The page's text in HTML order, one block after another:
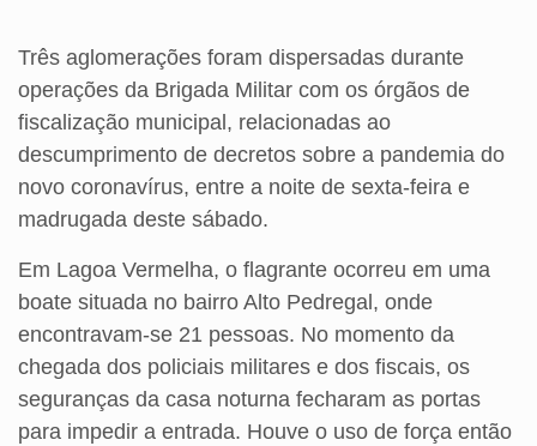
Três aglomerações foram dispersadas durante
operações da Brigada Militar com os órgãos de
fiscalização municipal, relacionadas ao
descumprimento de decretos sobre a pandemia do
novo coronavírus, entre a noite de sexta-feira e
madrugada deste sábado.
Em Lagoa Vermelha, o flagrante ocorreu em uma
boate situada no bairro Alto Pedregal, onde
encontravam-se 21 pessoas. No momento da
chegada dos policiais militares e dos fiscais, os
seguranças da casa noturna fecharam as portas
para impedir a entrada. Houve o uso de força então